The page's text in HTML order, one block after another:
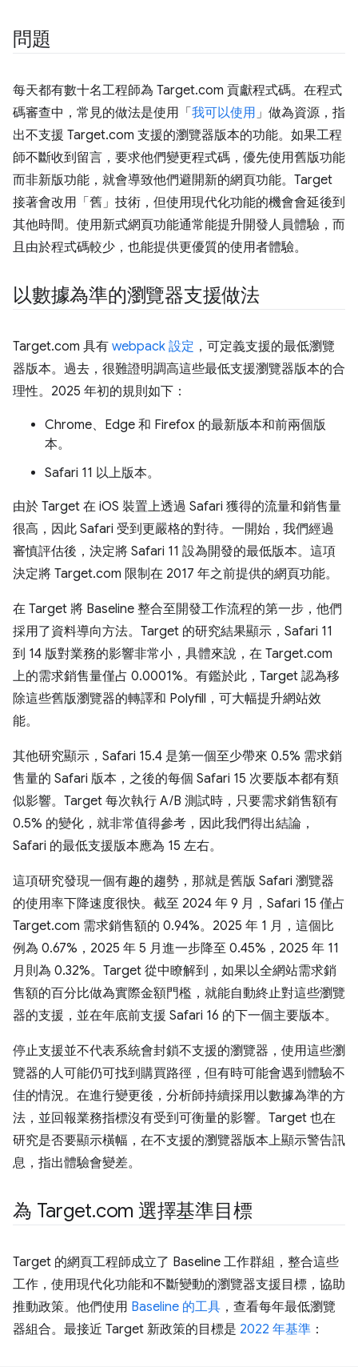
問題
每天都有數十名工程師為 Target.com 貢獻程式碼。在程式
碼審查中，常見的做法是使用「 我可以使用」做為資源，指
出不支援 Target.com 支援的瀏覽器版本的功能。如果工程
師不斷收到留言，要求他們變更程式碼，優先使用舊版功能
而非新版功能，就會導致他們避開新的網頁功能。Target
接著會改用「舊」技術，但使用現代化功能的機會會延後到
其他時間。使用新式網頁功能通常能提升開發人員體驗，而
且由於程式碼較少，也能提供更優質的使用者體驗。
以數據為準的瀏覽器支援做法
Target.com 具有 webpack 設定 ，可定義支援的最低瀏覽
器版本。過去，很難證明調高這些最低支援瀏覽器版本的合
理性。2025 年初的規則如下：
Chrome、Edge 和 Firefox 的最新版本和前兩個版
本。
Safari 11 以上版本。
由於 Target 在 iOS 裝置上透過 Safari 獲得的流量和銷售量
很高，因此 Safari 受到更嚴格的對待。一開始，我們經過
審慎評估後，決定將 Safari 11 設為開發的最低版本。這項
決定將 Target.com 限制在 2017 年之前提供的網頁功能。
在 Target 將 Baseline 整合至開發工作流程的第一步，他們
採用了資料導向方法。Target 的研究結果顯示，Safari 11
到 14 版對業務的影響非常小，具體來說，在 Target.com
上的需求銷售量僅占 0.0001%。有鑑於此，Target 認為移
除這些舊版瀏覽器的轉譯和 Polyfill，可大幅提升網站效
能。
其他研究顯示，Safari 15.4 是第一個至少帶來 0.5% 需求銷
售量的 Safari 版本，之後的每個 Safari 15 次要版本都有類
似影響。Target 每次執行 A/B 測試時，只要需求銷售額有
0.5% 的變化，就非常值得參考，因此我們得出結論，
Safari 的最低支援版本應為 15 左右。
這項研究發現一個有趣的趨勢，那就是舊版 Safari 瀏覽器
的使用率下降速度很快。截至 2024 年 9 月，Safari 15 僅占
Target.com 需求銷售額的 0.94%。2025 年 1 月，這個比
例為 0.67%，2025 年 5 月進一步降至 0.45%，2025 年 11
月則為 0.32%。Target 從中瞭解到，如果以全網站需求銷
售額的百分比做為實際金額門檻，就能自動終止對這些瀏覽
器的支援，並在年底前支援 Safari 16 的下一個主要版本。
停止支援並不代表系統會封鎖不支援的瀏覽器，使用這些瀏
覽器的人可能仍可找到購買路徑，但有時可能會遇到體驗不
佳的情況。在進行變更後，分析師持續採用以數據為準的方
法，並回報業務指標沒有受到可衡量的影響。Target 也在
研究是否要顯示橫幅，在不支援的瀏覽器版本上顯示警告訊
息，指出體驗會變差。
為 Target.com 選擇基準目標
Target 的網頁工程師成立了 Baseline 工作群組，整合這些
工作，使用現代化功能和不斷變動的瀏覽器支援目標，協助
推動政策。他們使用 Baseline 的工具 ，查看每年最低瀏覽
器組合。最接近 Target 新政策的目標是 2022 年基準 ：